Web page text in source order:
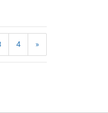
4 »